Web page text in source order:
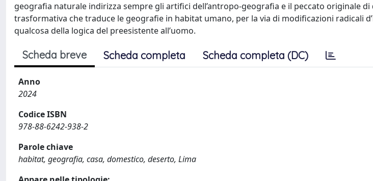
geografia naturale indirizza sempre gli artifici dell’antropo-geografia e il peccato originale di
trasformativa che traduce le geografie in habitat umano, per la via di modificazioni radicali
qualcosa della logica del preesistente all’uomo.
Scheda breve Scheda completa Scheda completa (DC)
Anno
2024
Codice ISBN
978-88-6242-938-2
Parole chiave
habitat, geografia, casa, domestico, deserto, Lima